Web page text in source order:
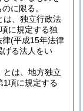
に限る。
は、独立行政法
に規定する独
律(平成15年法律
げる法人をい
とは、地方独立
1項に規定する